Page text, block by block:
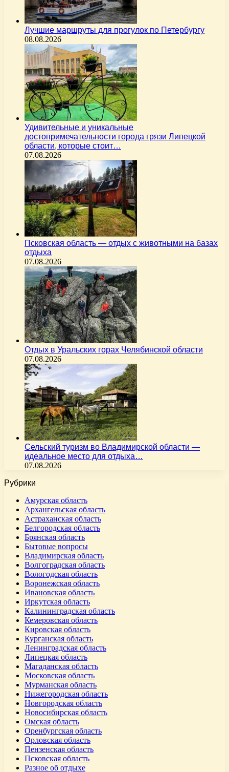
Лучшие маршруты для прогулок по Петербургу
08.08.2026
Удивительные и уникальные
достопримечательности города грязи Липецкой
области, которые стоит…
07.08.2026
Псковская область — отдых с животными на базах
отдыха
07.08.2026
Отдых в Уральских горах Челябинской области
07.08.2026
Сельский туризм во Владимирской области —
идеальное место для отдыха…
07.08.2026
Рубрики
Амурская область
Архангельская область
Астраханская область
Белгородская область
Брянская область
Бытовые вопросы
Владимирская область
Волгоградская область
Вологодская область
Воронежская область
Ивановская область
Иркутская область
Калининградская область
Кемеровская область
Кировская область
Курганская область
Ленинградская область
Липецкая область
Магаданская область
Московская область
Мурманская область
Нижегородская область
Новгородская область
Новосибирская область
Омская область
Оренбургская область
Орловская область
Пензенская область
Псковская область
Разное об отдыхе